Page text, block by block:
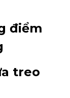
điểm
treo